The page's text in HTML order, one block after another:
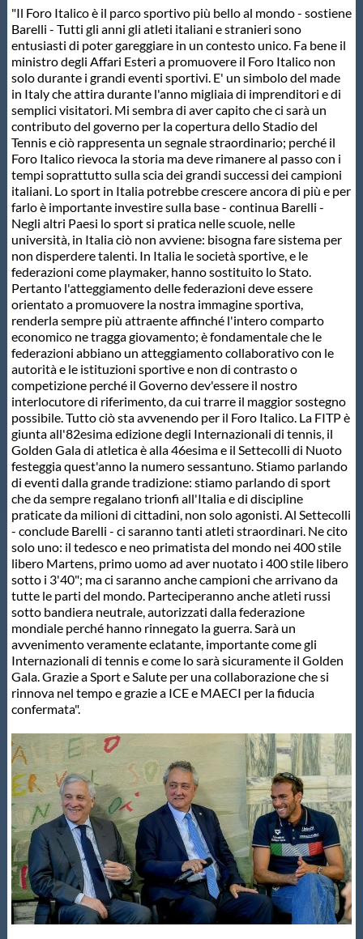
Flash News
Galleria fotografica
Videogallery
Intranet
Webmail
Contatti
Mappa del sito
"Il Foro Italico è il parco sportivo più bello al mondo - sostiene
Barelli - Tutti gli anni gli atleti italiani e stranieri sono
entusiasti di poter gareggiare in un contesto unico. Fa bene il
ministro degli Affari Esteri a promuovere il Foro Italico non
solo durante i grandi eventi sportivi. E' un simbolo del made
in Italy che attira durante l'anno migliaia di imprenditori e di
semplici visitatori. Mi sembra di aver capito che ci sarà un
contributo del governo per la copertura dello Stadio del
Tennis e ciò rappresenta un segnale straordinario; perché il
Foro Italico rievoca la storia ma deve rimanere al passo con i
tempi soprattutto sulla scia dei grandi successi dei campioni
italiani. Lo sport in Italia potrebbe crescere ancora di più e per
farlo è importante investire sulla base - continua Barelli -
Negli altri Paesi lo sport si pratica nelle scuole, nelle
università, in Italia ciò non avviene: bisogna fare sistema per
non disperdere talenti. In Italia le società sportive, e le
federazioni come playmaker, hanno sostituito lo Stato.
Pertanto l'atteggiamento delle federazioni deve essere
orientato a promuovere la nostra immagine sportiva,
renderla sempre più attraente affinché l'intero comparto
economico ne tragga giovamento; è fondamentale che le
federazioni abbiano un atteggiamento collaborativo con le
autorità e le istituzioni sportive e non di contrasto o
competizione perché il Governo dev'essere il nostro
interlocutore di riferimento, da cui trarre il maggior sostegno
possibile. Tutto ciò sta avvenendo per il Foro Italico. La FITP è
giunta all'82esima edizione degli Internazionali di tennis, il
Golden Gala di atletica è alla 46esima e il Settecolli di Nuoto
festeggia quest'anno la numero sessantuno. Stiamo parlando
di eventi dalla grande tradizione: stiamo parlando di sport
che da sempre regalano trionfi all'Italia e di discipline
praticate da milioni di cittadini, non solo agonisti. Al Settecolli
- conclude Barelli - ci saranno tanti atleti straordinari. Ne cito
solo uno: il tedesco e neo primatista del mondo nei 400 stile
libero Martens, primo uomo ad aver nuotato i 400 stile libero
sotto i 3'40"; ma ci saranno anche campioni che arrivano da
tutte le parti del mondo. Parteciperanno anche atleti russi
sotto bandiera neutrale, autorizzati dalla federazione
mondiale perché hanno rinnegato la guerra. Sarà un
avvenimento veramente eclatante, importante come gli
Internazionali di tennis e come lo sarà sicuramente il Golden
Gala. Grazie a Sport e Salute per una collaborazione che si
rinnova nel tempo e grazie a ICE e MAECI per la fiducia
confermata".